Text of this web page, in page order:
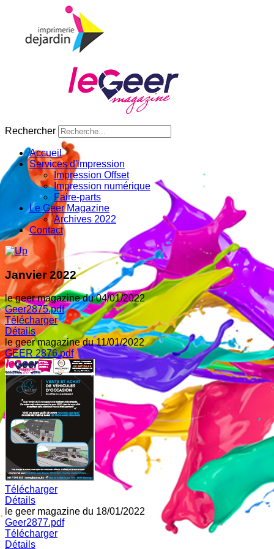
Rechercher
Accueil
Services d'impression
Impression Offset
Impression numérique
Faire-parts
Le Geer Magazine
Archives 2022
Contact
Janvier 2022
le geer magazine du 04/01/2022
Geer2875.pdf
Télécharger
Détails
le geer magazine du 11/01/2022
GEER 2876.pdf
Télécharger
Détails
le geer magazine du 18/01/2022
Geer2877.pdf
Télécharger
Détails